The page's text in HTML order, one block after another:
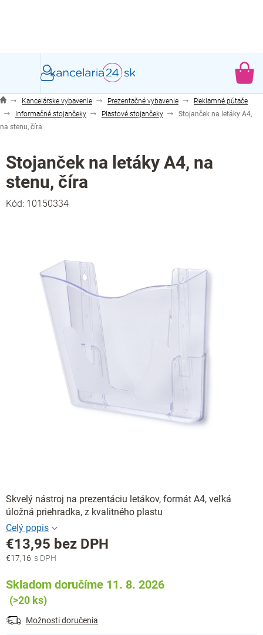
Kancelárske vybavenie Prezentačné vybavenie
Reklamné pútače
Informačné stojančeky
Plastové stojančeky
Stojanček na letáky A4,
na stenu, číra
Stojanček na letáky A4, na
stenu, číra
Kód: 10150334
Skvelý nástroj na prezentáciu letákov, formát A4, veľká
úložná priehradka, z kvalitného plastu
€17,16
€13,95 bez DPH
Jednotková
Skladom doručíme 11. 8. 2026
(>20 ks)
Možnosti doručenia